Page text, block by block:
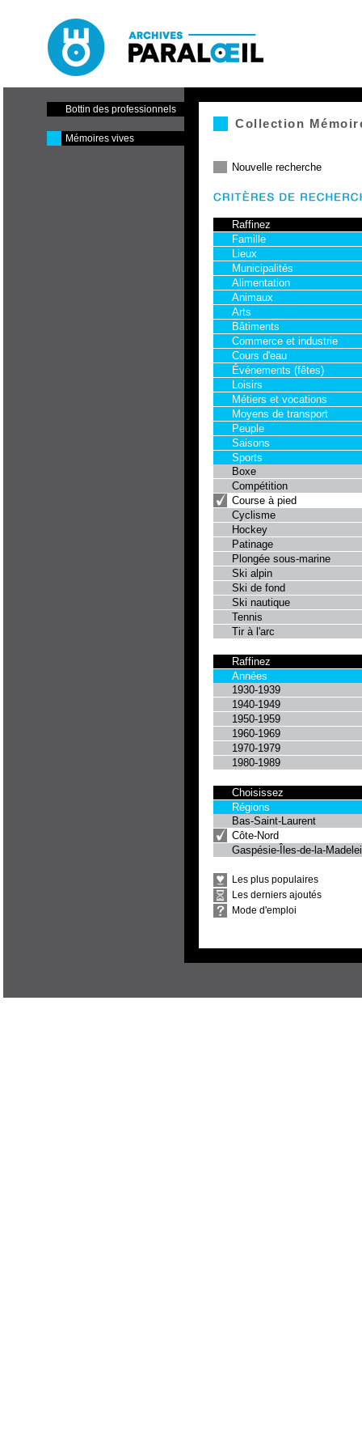
Paraloeil - Cinéma et centre
de production
Bottin des professionnels
Mémoires vives
Collection
Nouvelle recherche
Raffinez
Famille
Lieux
Municipalités
Alimentation
Animaux
Arts
Bâtiments
Commerce et industrie
Cours d'eau
Événements (fêtes)
Loisirs
Métiers et vocations
Moyens de transport
Peuple
Saisons
Sports
Boxe
Compétition
Course à pied
Cyclisme
Hockey
Patinage
Plongée sous-marine
Ski alpin
Ski de fond
Ski nautique
Tennis
Tir à l'arc
Raffinez
Années
1930-1939
1940-1949
1950-1959
1960-1969
1970-1979
1980-1989
Choisissez
Régions
Bas-Saint-Laurent
Côte-Nord
Gaspésie-Îles-de-la-
Les plus populaires
Les derniers ajoutés
Mode d'emploi